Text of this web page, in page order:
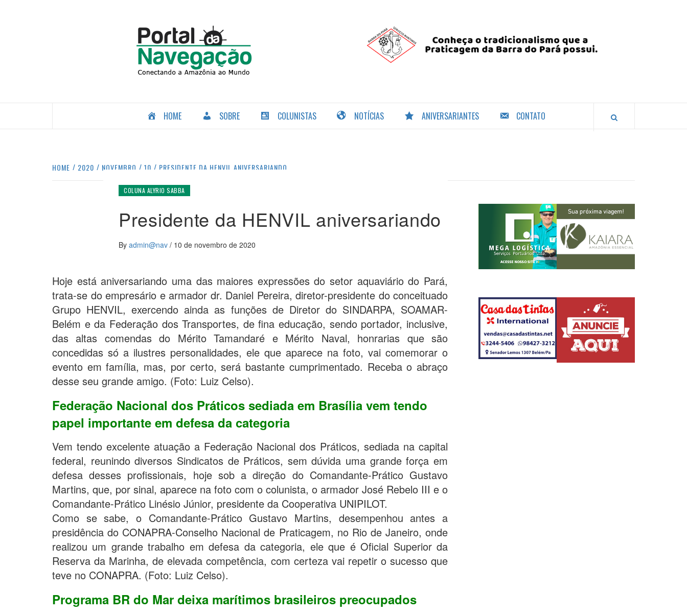
HOME SOBRE COLUNISTAS NOTÍCIAS ANIVERSARIANTES CONTATO
HOME 2020 NOVEMBRO 10 PRESIDENTE DA HENVIL ANIVERSARIANDO
COLUNA ALYRIO SABBA
Presidente da HENVIL aniversariando
By admin@nav / 10 de novembro de 2020
Hoje está aniversariando uma das maiores expressões do setor aquaviário do Pará,
trata-se do empresário e armador dr. Daniel Pereira, diretor-presidente do conceituado
Grupo HENVIL, exercendo ainda as funções de Diretor do SINDARPA, SOAMAR-
Belém e da Federação dos Transportes, de fina educação, sendo portador, inclusive,
das altas comendas do Mérito Tamandaré e Mérito Naval, honrarias que são
concedidas só a ilustres personalidades, ele que aparece na foto, vai comemorar o
evento em família, mas, por certo, será bastante cumprimentado. Receba o abraço
desse seu grande amigo. (Foto: Luiz Celso).
Federação Nacional dos Práticos sediada em Brasília vem tendo
papel importante em defesa da categoria
Vem tendo excelente atuação a Federação Nacional dos Práticos, sediada na capital
federal, reunindo diversos Sindicatos de Práticos, sem dúvida uma grande força em
defesa desses profissionais, hoje sob a direção do Comandante-Prático Gustavo
Martins, que, por sinal, aparece na foto com o colunista, o armador José Rebelo III e o
Comandante-Prático Linésio Júnior, presidente da Cooperativa UNIPILOT.
Como se sabe, o Comandante-Prático Gustavo Martins, desempenhou antes a
presidência do CONAPRA-Conselho Nacional de Praticagem, no Rio de Janeiro, onde
realizou um grande trabalho em defesa da categoria, ele que é Oficial Superior da
Reserva da Marinha, de elevada competência, com certeza vai repetir o sucesso que
teve no CONAPRA. (Foto: Luiz Celso).
Programa BR do Mar deixa marítimos brasileiros preocupados